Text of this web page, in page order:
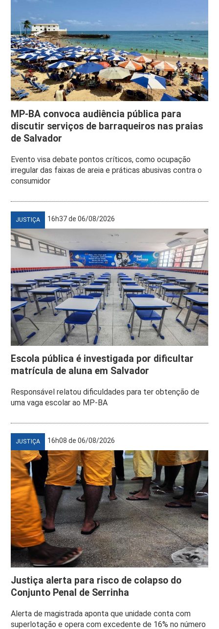
MP-BA convoca audiência pública para
discutir serviços de barraqueiros nas praias
de Salvador
Evento visa debate pontos críticos, como ocupação
irregular das faixas de areia e práticas abusivas contra o
consumidor
JUSTIÇA 16h37 de 06/08/2026
Escola pública é investigada por dificultar
matrícula de aluna em Salvador
Responsável relatou dificuldades para ter obtenção de
uma vaga escolar ao MP-BA
JUSTIÇA 16h08 de 06/08/2026
Justiça alerta para risco de colapso do
Conjunto Penal de Serrinha
Alerta de magistrada aponta que unidade conta com
superlotação e opera com excedente de 16% no número